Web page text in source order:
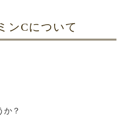
ンCについて
か？